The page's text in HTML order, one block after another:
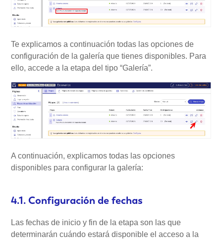
Te explicamos a continuación todas las opciones de
configuración de la galería que tienes disponibles. Para
ello, accede a la etapa del tipo “Galería”.
A continuación, explicamos todas las opciones
disponibles para configurar la galería:
4.1. Configuración de fechas
Las fechas de inicio y fin de la etapa son las que
determinarán cuándo estará disponible el acceso a la